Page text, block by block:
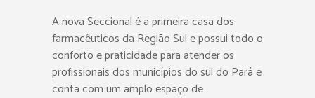
A nova Seccional é a primeira casa dos
farmacêuticos da Região Sul e possui todo o
conforto e praticidade para atender os
profissionais dos municípios do sul do Pará e
conta com um amplo espaço de